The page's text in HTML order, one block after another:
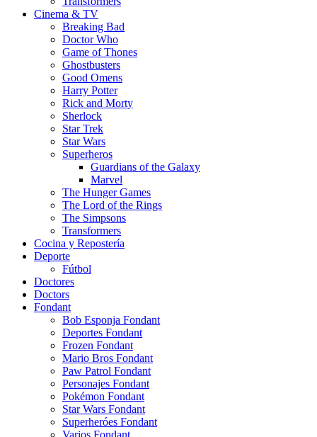
Cinema & TV
Breaking Bad
Doctor Who
Game of Thones
Ghostbusters
Good Omens
Harry Potter
Rick and Morty
Sherlock
Star Trek
Star Wars
Superheros
Guardians of the Galaxy
Marvel
The Hunger Games
The Lord of the Rings
The Simpsons
Transformers
Cocina y Repostería
Deporte
Fútbol
Doctores
Doctors
Fondant
Bob Esponja Fondant
Deportes Fondant
Frozen Fondant
Mario Bros Fondant
Paw Patrol Fondant
Personajes Fondant
Pokémon Fondant
Star Wars Fondant
Superheróes Fondant
Varios Fondant